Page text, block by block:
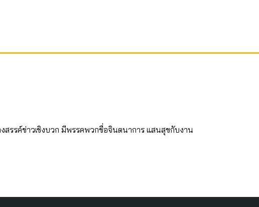
รรค์ข่าวเชิงบวก มีพรรคพวกชื่อจินตนาการ แสนสุขกับงาน